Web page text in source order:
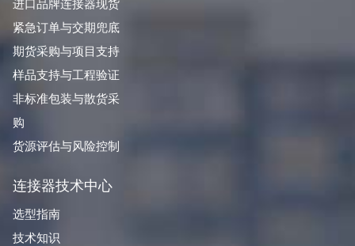
进口品牌连接器现货
紧急订单与交期兜底
期货采购与项目支持
样品支持与工程验证
非标准包装与散货采
购
货源评估与风险控制
连接器技术中心
选型指南
技术知识